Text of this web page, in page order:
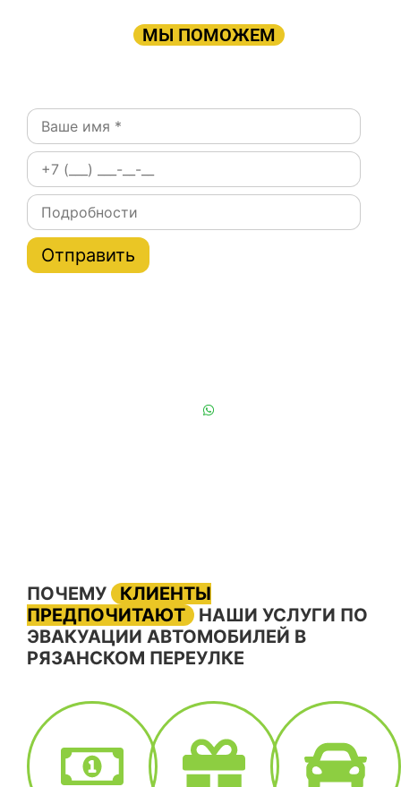
МЫ ПОМОЖЕМ
ПОЧЕМУ
КЛИЕНТЫ
ПРЕДПОЧИТАЮТ
НАШИ УСЛУГИ ПО
ЭВАКУАЦИИ АВТОМОБИЛЕЙ В
РЯЗАНСКОМ ПЕРЕУЛКЕ